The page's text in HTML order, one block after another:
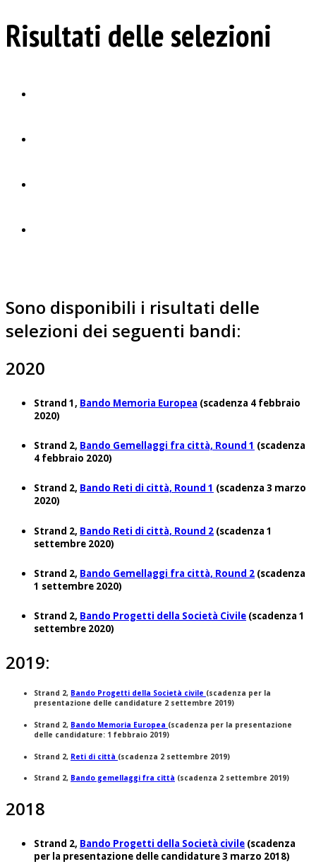
Risultati delle selezioni
Sono disponibili i risultati delle
selezioni dei seguenti bandi:
2020
Strand 1, Bando Memoria Europea (scadenza 4 febbraio
2020)
Strand 2, Bando Gemellaggi fra città, Round 1 (scadenza
4 febbraio 2020)
Strand 2, Bando Reti di città, Round 1 (scadenza 3 marzo
2020)
Strand 2, Bando Reti di città, Round 2 (scadenza 1
settembre 2020)
Strand 2, Bando Gemellaggi fra città, Round 2 (scadenza
1 settembre 2020)
Strand 2, Bando Progetti della Società Civile (scadenza 1
settembre 2020)
2019:
Strand 2, Bando Progetti della Società civile (scadenza per la
presentazione delle candidature 2 settembre 2019)
Strand 2, Bando Memoria Europea (scadenza per la presentazione
delle candidature: 1 febbraio 2019)
Strand 2, Reti di città (scadenza 2 settembre 2019)
Strand 2, Bando gemellaggi fra città (scadenza 2 settembre 2019)
2018
Strand 2, Bando Progetti della Società civile (scadenza
per la presentazione delle candidature 3 marzo 2018)